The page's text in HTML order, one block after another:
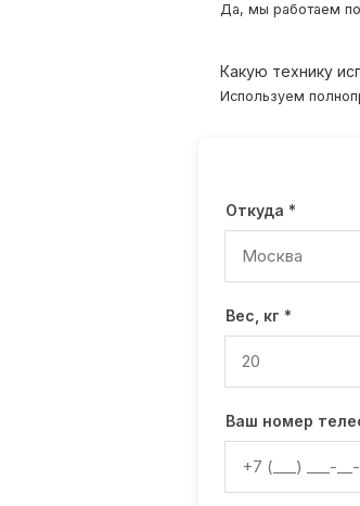
Да, мы работаем
Какую технику
Используем
Откуда *
Вес, кг *
Ваш номер